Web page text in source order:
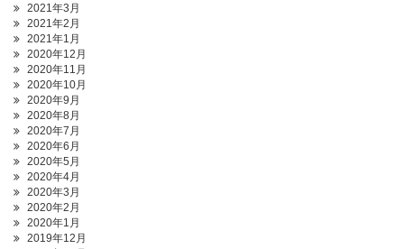
2021年3月
2021年2月
2021年1月
2020年12月
2020年11月
2020年10月
2020年9月
2020年8月
2020年7月
2020年6月
2020年5月
2020年4月
2020年3月
2020年2月
2020年1月
2019年12月